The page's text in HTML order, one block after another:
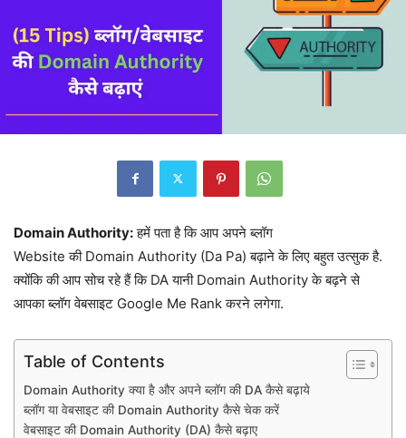
Domain Authority:हमें पता है कि आप अपने ब्लॉग
Website की Domain Authority (Da Pa) बढ़ाने के लिए बहुत उत्सुक है.
क्योंकि की आप सोच रहे हैं कि DA यानी Domain Authority के बढ़ने से
आपका ब्लॉग वेबसाइट Google Me Rank करने लगेगा.
Table of Contents
Domain Authority क्या है और अपने ब्लॉग की DA कैसे बढ़ाये
ब्लॉग या वेबसाइट की Domain Authority कैसे चेक करें
वेबसाइट की Domain Authority (DA) कैसे बढ़ाए